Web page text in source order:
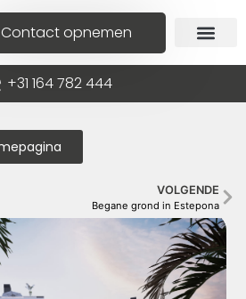
Contact opnemen
+31 164 782 444
VOLGENDE
Begane grond in Estepona